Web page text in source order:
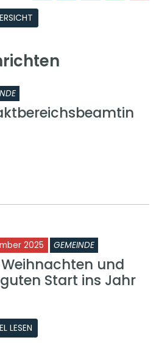
2025 GEMEINDE
Weihnachten und
Start ins Jahr
LESEN